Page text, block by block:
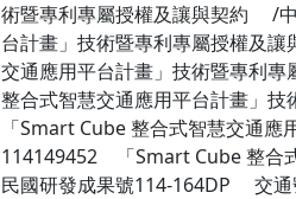
術暨專利專屬授權及讓與契約 /
台計畫」技術暨專利專屬授權及
交通應用平台計畫」技術暨專利
整合式智慧交通應用平台計畫」
「Smart Cube 整合式智慧交通
114149452 「Smart Cube 整合
民國研發成果號114-164DP 交